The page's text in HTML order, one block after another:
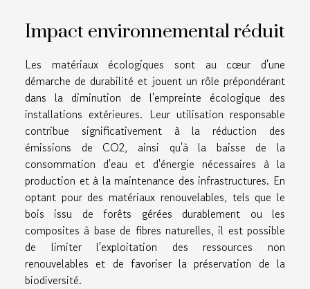
Impact environnemental réduit
Les matériaux écologiques sont au cœur d'une
démarche de durabilité et jouent un rôle prépondérant
dans la diminution de l'empreinte écologique des
installations extérieures. Leur utilisation responsable
contribue significativement à la réduction des
émissions de CO2, ainsi qu'à la baisse de la
consommation d'eau et d'énergie nécessaires à la
production et à la maintenance des infrastructures. En
optant pour des matériaux renouvelables, tels que le
bois issu de forêts gérées durablement ou les
composites à base de fibres naturelles, il est possible
de limiter l'exploitation des ressources non
renouvelables et de favoriser la préservation de la
biodiversité.